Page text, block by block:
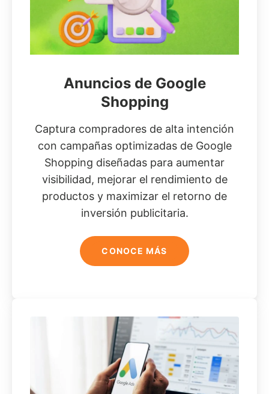
Anuncios de Google
Shopping
Captura compradores de alta intención
con campañas optimizadas de Google
Shopping diseñadas para aumentar
visibilidad, mejorar el rendimiento de
productos y maximizar el retorno de
inversión publicitaria.
CONOCE MÁS